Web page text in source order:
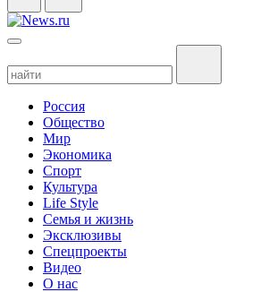
Россия
Общество
Мир
Экономика
Спорт
Культура
Life Style
Семья и жизнь
Эксклюзивы
Спецпроекты
Видео
О нас